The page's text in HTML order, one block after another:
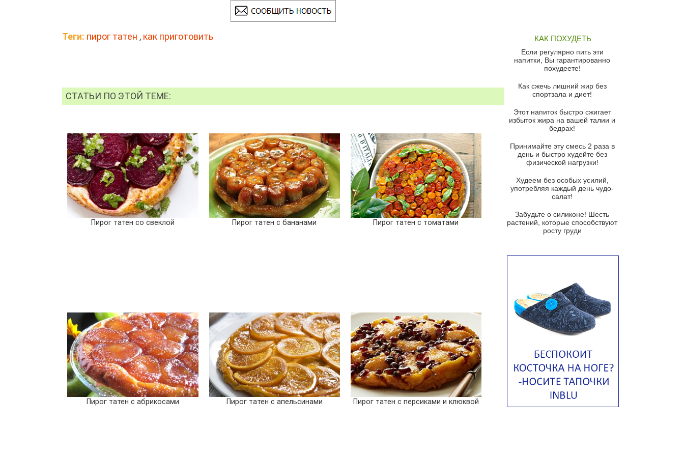
Теги: пирог татен , как приготовить
СТАТЬИ ПО ЭТОЙ ТЕМЕ:
Пирог татен со свеклой Пирог татен с бананами Пирог татен с томатами
Пирог татен с абрикосами Пирог татен с апельсинами Пирог татен с персиками и клюквой
красного перца
Парижский луковый суп
Суп из спаржи и горошка с
Суп-крем из цветной капусты
Французский луковый суп
Суп из баклажанов с моцареллой
Грибной крем-суп с кростини с
козьим сыром
Суп мисо с зеленым луком и
тофу
из рукколы
Португальский чесночный суп с
Ирландский картофельный суп
Суп из пастернака
Пряный морковный суп во время
зимних холодов
Американский суп из красной
фасоли с сальсой гуакамоле
Острый чечевичный суп с
кремом из петрушки
Суп с лапшой рамен в
КАК ПОХУДЕТЬ
Если регулярно пить эти
напитки, Вы гарантированно
похудеете!
Как сжечь лишний жир без
спортзала и диет!
Этот напиток быстро сжигает
избыток жира на вашей талии и
бедрах!
Принимайте эту смесь 2 раза в
день и быстро худейте без
физической нагрузки!
Худеем без особых усилий,
употребляя каждый день чудо-
салат!
Забудьте о силиконе! Шесть
растений, которые способствуют
росту груди